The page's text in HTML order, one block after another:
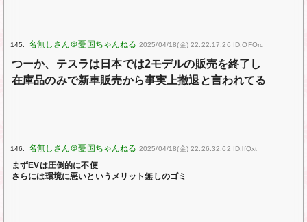
145: 2025/04/18(金) 22:22:17.26 ID:OFOrc
つーか、テスラは日本では2モデルの販売を終了し
在庫品のみで新車販売から事実上撤退と言われてる
146: 2025/04/18(金) 22:26:32.62 ID:lfQxt
まずEVは圧倒的に不便
さらには環境に悪いというメリット無しのゴミ